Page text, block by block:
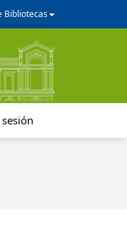
Bibliotecas